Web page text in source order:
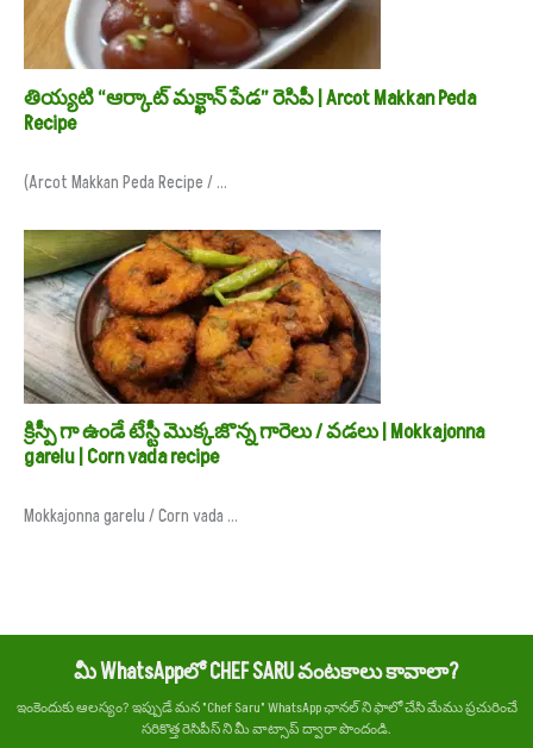
తియ్యటి “ఆర్కాట్ మక్ఖాన్ పేడ” రెసిపీ | Arcot Makkan Peda
Recipe
(Arcot Makkan Peda Recipe / ...
క్రిస్పీ గా ఉండే టేస్టీ మొక్కజొన్న గారెలు / వడలు | Mokkajonna
garelu | Corn vada recipe
Mokkajonna garelu / Corn vada ...
మీ WhatsAppలో CHEF SARU వంటకాలు కావాలా?
ఇంకెందుకు ఆలస్యం? ఇప్పుడే మన "Chef Saru" WhatsApp ఛానల్ ని ఫాలో చేసి మేము ప్రచురించే
సరికొత్త రెసిపీస్ ని మీ వాట్సాప్ ద్వారా పొందండి.